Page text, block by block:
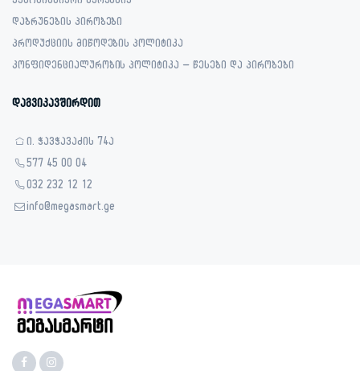
დაბრუნების პირობები
პროდუქციის მიწოდების პოლიტიკა
კონფიდენციალურობის პოლიტიკა – წესები და პირობები
დაგვიკავშირდით
ი. ჭავჭავაძის 74ა
577 45 00 04
032 232 12 12
info@megasmart.ge